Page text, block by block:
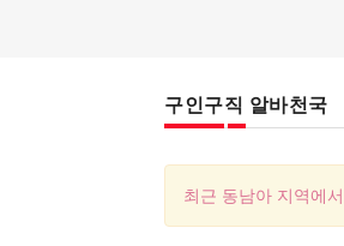
구인구직 알바천국
최근 동남아 지역에